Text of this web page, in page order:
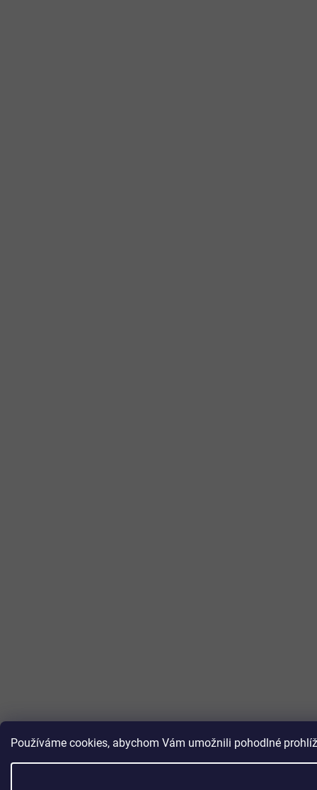
Používáme cookies, abychom Vám umožnili pohodlné